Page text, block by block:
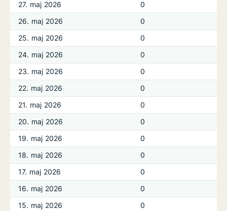
27. maj 2026
0
26. maj 2026
0
25. maj 2026
0
24. maj 2026
0
23. maj 2026
0
22. maj 2026
0
21. maj 2026
0
20. maj 2026
0
19. maj 2026
0
18. maj 2026
0
17. maj 2026
0
16. maj 2026
0
15. maj 2026
0